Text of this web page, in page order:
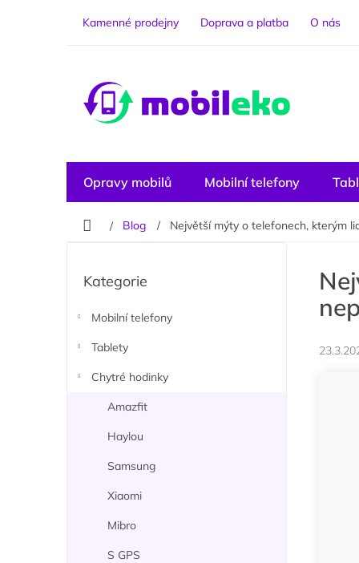
Kamenné prodejny Doprava a platba O nás
Opravy mobilů Mobilní telefony
DomůBlog Největší mýty o telefonech, kterým
kategorie
Kategorie
Mobilní telefony
Tablety
Chytré hodinky
Amazfit
Haylou
Samsung
Xiaomi
Mibro
S GPS